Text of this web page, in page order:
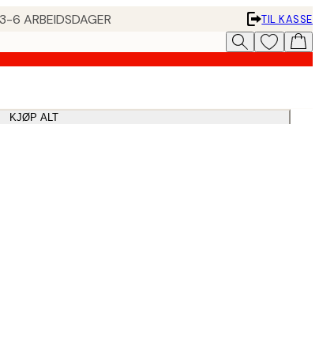
6 ARBEIDSDAGER
TIL KASSE
KJØP ALT